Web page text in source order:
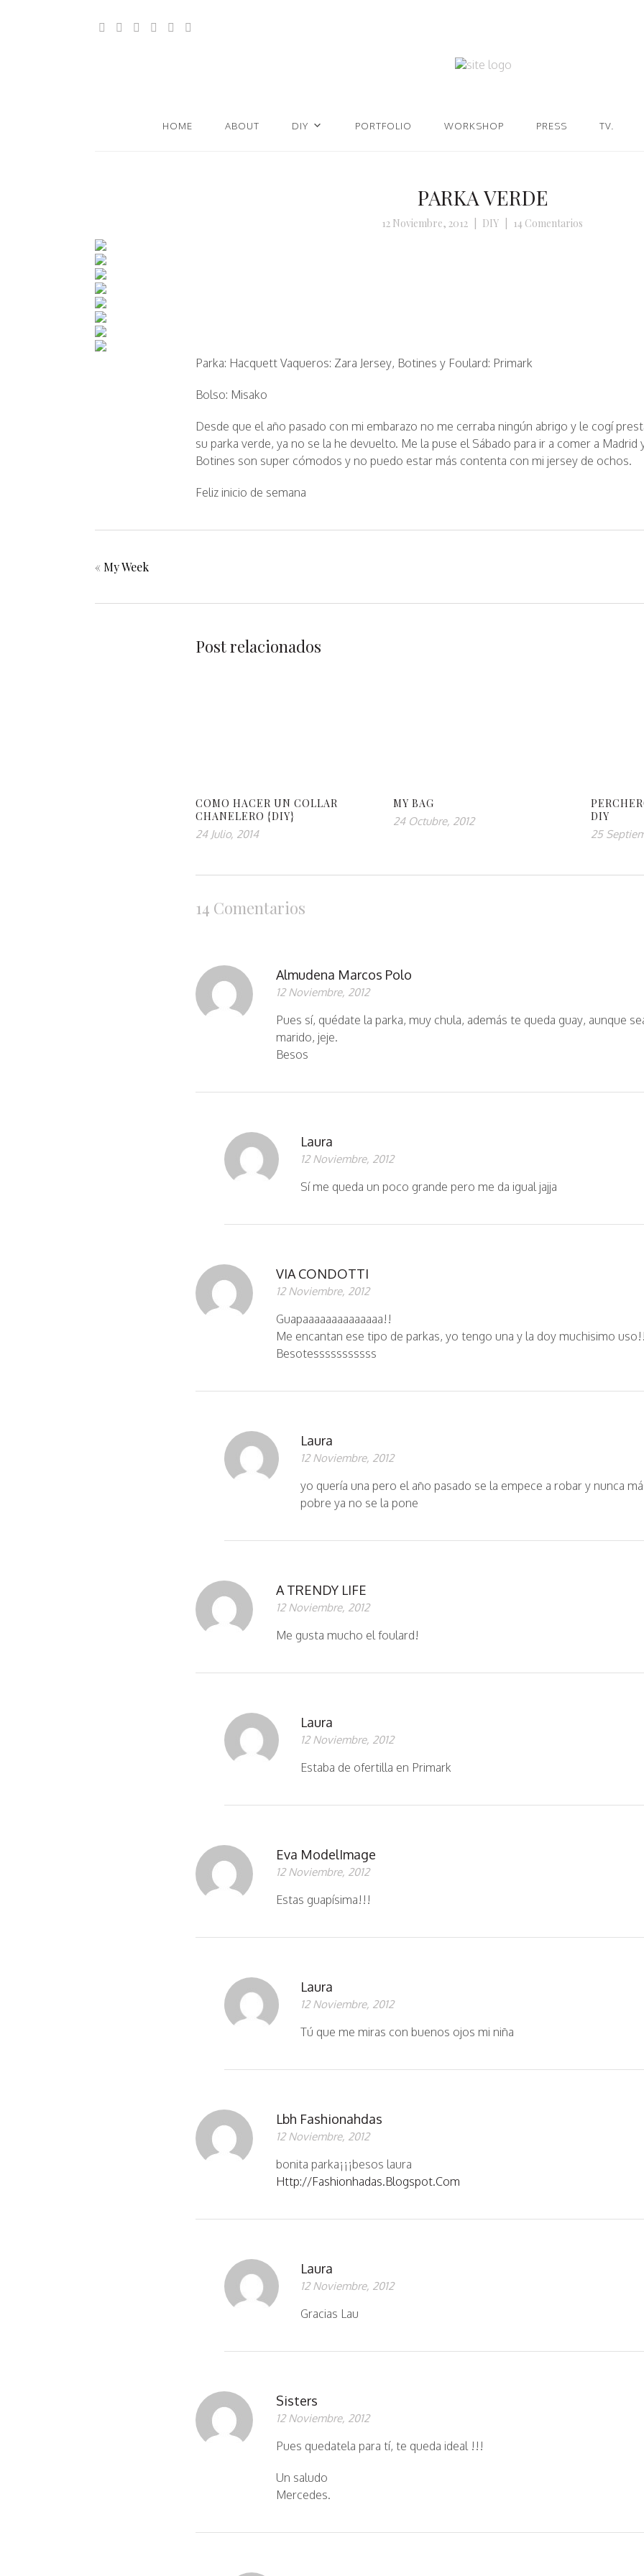
HOME ABOUT DIY PORTFOLIO WORKSHOP PRESS TV.
PARKA VERDE
12 Noviembre, 2012 DIY 14 Comentarios
Parka: Hacquett Vaqueros: Zara Jersey, Botines y Foulard: Primark
Bolso: Misako
Desde que el año pasado con mi embarazo no me cerraba ningún abrigo y le cogí
su parka verde, ya no se la he devuelto. Me la puse el Sábado para ir a comer a Madrid
Botines son super cómodos y no puedo estar más contenta con mi jersey de ochos.
Feliz inicio de semana
« My Week
Post relacionados
COMO HACER UN COLLAR
CHANELERO {DIY}
24 Julio, 2014
MY BAG
24 Octubre, 2012
DIY
25
14 Comentarios
Almudena Marcos Polo
12 Noviembre, 2012
Pues sí, quédate la parka, muy chula, además te queda guay, aunque
marido, jeje.
Besos
Laura
12 Noviembre, 2012
Sí me queda un poco grande pero me da igual jajja
VIA CONDOTTI
12 Noviembre, 2012
Guapaaaaaaaaaaaaaa!!
Me encantan ese tipo de parkas, yo tengo una y la doy muchisimo uso!!
Besotesssssssssss
Laura
12 Noviembre, 2012
yo quería una pero el año pasado se la empece a robar y nunca
pobre ya no se la pone
A TRENDY LIFE
12 Noviembre, 2012
Me gusta mucho el foulard!
Laura
12 Noviembre, 2012
Estaba de ofertilla en Primark
Eva ModelImage
12 Noviembre, 2012
Estas guapísima!!!
Laura
12 Noviembre, 2012
Tú que me miras con buenos ojos mi niña
Lbh Fashionahdas
12 Noviembre, 2012
bonita parka¡¡¡besos laura
Http://fashionhadas.blogspot.com
Laura
12 Noviembre, 2012
Gracias Lau
Sisters
12 Noviembre, 2012
Pues quedatela para tí, te queda ideal !!!
Un saludo
Mercedes.